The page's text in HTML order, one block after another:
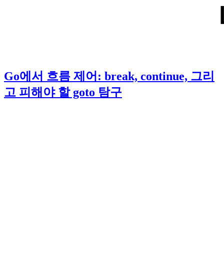
Go에서 흐름 제어: break, continue, 그리
고 피해야 할 goto 탐구